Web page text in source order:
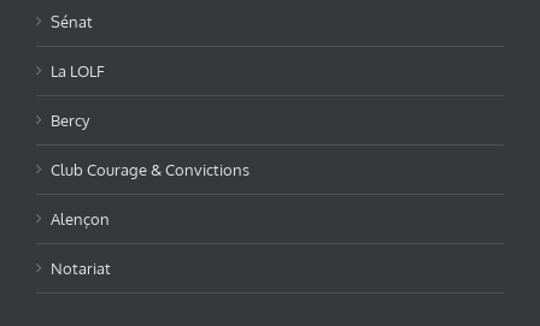
Sénat
La LOLF
Bercy
Club Courage & Convictions
Alençon
Notariat